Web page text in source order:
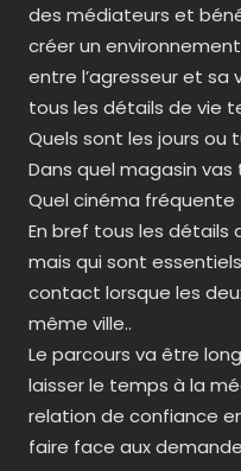
des médiateurs et
créer un
entre l’agresseur et sa
tous les détails de vie
Quels sont les jours ou
Dans quel magasin vas
Quel cinéma fréquente
En bref tous les détails
mais qui sont
contact lorsque les
même ville..
Le parcours va être
laisser le temps à la
relation de confiance
faire face aux